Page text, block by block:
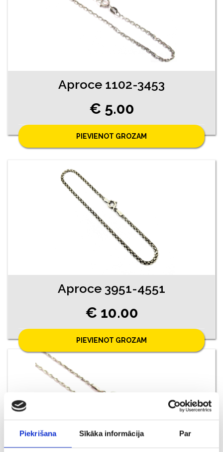
Piekrišana Sīkāka informācija Par
Aproce 1102-3453
€ 5.00
PIEVIENOT GROZAM
Aproce 3951-4551
€ 10.00
PIEVIENOT GROZAM